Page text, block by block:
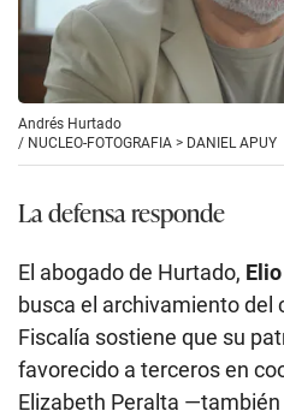
Andrés Hurtado
/ NUCLEO-FOTOGRAFIA > DANIEL APUY
La defensa responde
El abogado de Hurtado,
busca el archivamiento del
Fiscalía sostiene que su
favorecido a terceros en
Elizabeth Peralta